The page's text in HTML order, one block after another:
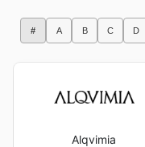
# A B C D
Alqvimia